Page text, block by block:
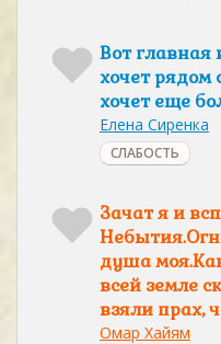
Вот главная
хочет рядом
хочет еще
Елена Сиренка
СЛАБОСТЬ
Зачат я и
душа
всей земле
взяли прах,
Омар Хайям